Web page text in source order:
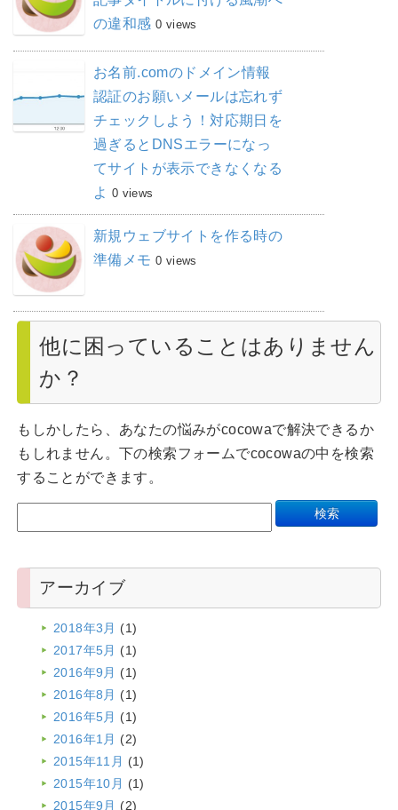
の違和感 0 views
お名前.comのドメイン情報
認証のお願いメールは忘れず
チェックしよう！対応期日を
過ぎるとDNSエラーになっ
てサイトが表示できなくなる
よ 0 views
新規ウェブサイトを作る時の
準備メモ 0 views
他に困っていることはありません
か？
もしかしたら、あなたの悩みがcocowaで解決できるか
もしれません。下の検索フォームでcocowaの中を検索
することができます。
アーカイブ
2018年3月 (1)
2017年5月 (1)
2016年9月 (1)
2016年8月 (1)
2016年5月 (1)
2016年1月 (2)
2015年11月 (1)
2015年10月 (1)
2015年9月 (2)